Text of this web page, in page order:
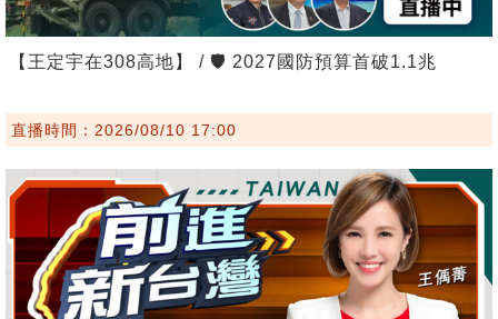
【王定宇在308高地】 / 🛡️ 2027國防預算首破1.1兆
直播時間：2026/08/10 17:00